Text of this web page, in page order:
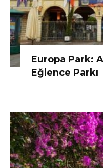
Europa Park:
Eğlence Parkı